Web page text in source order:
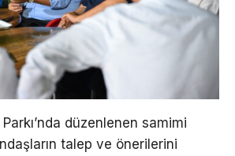
düzenlenen samimi
talep ve önerilerini